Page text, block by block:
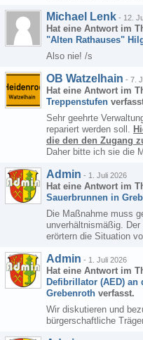
Michael Lenk - 12.
Hat eine Antwort im
"Alten Rathauses"
Also nie! /s
OB Watzelhain - 7.
Hat eine Antwort im
Treppenstufen
Sehr geehrte
repariert werden soll.
die den den Zugang
Daher bitte ich sie die
Admin - 1. Juli 2026
Hat eine Antwort im
Sauerbrunnen in
Die Maßnahme muss
unverhältnismäßig.
erörtern die Situation
Admin - 1. Juli 2026
Hat eine Antwort im
Defibrillator (AED) an
Grebenroth verfasst.
Wir diskutieren und
bürgerschaftliche